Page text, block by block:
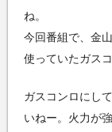
ね。
今回番組で、金
使っていたガス
ガスコンロにし
いねー。火力が